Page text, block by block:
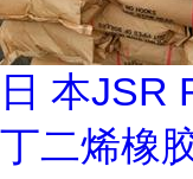
日 本JSR
丁二烯橡